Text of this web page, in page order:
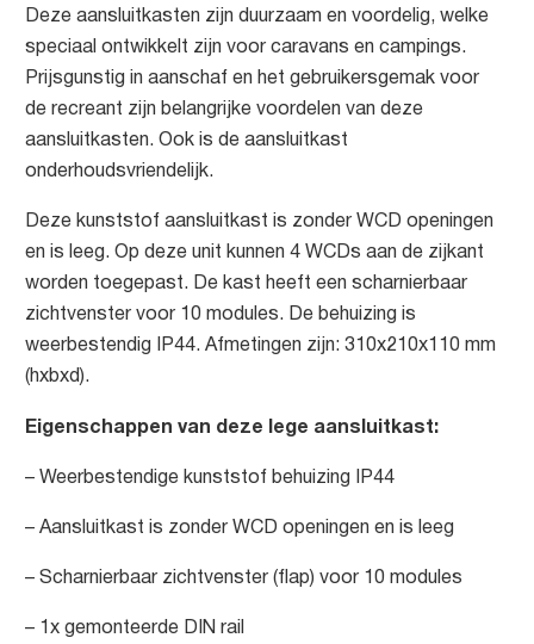
Deze aansluitkasten zijn duurzaam en voordelig, welke
speciaal ontwikkelt zijn voor caravans en campings.
Prijsgunstig in aanschaf en het gebruikersgemak voor
de recreant zijn belangrijke voordelen van deze
aansluitkasten. Ook is de aansluitkast
onderhoudsvriendelijk.
Deze kunststof aansluitkast is zonder WCD openingen
en is leeg. Op deze unit kunnen 4 WCDs aan de zijkant
worden toegepast. De kast heeft een scharnierbaar
zichtvenster voor 10 modules. De behuizing is
weerbestendig IP44. Afmetingen zijn: 310x210x110 mm
(hxbxd).
Eigenschappen van deze lege aansluitkast:
– Weerbestendige kunststof behuizing IP44
– Aansluitkast is zonder WCD openingen en is leeg
– Scharnierbaar zichtvenster (flap) voor 10 modules
– 1x gemonteerde DIN rail